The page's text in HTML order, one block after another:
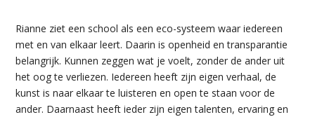
Rianne ziet een school als een eco-systeem waar iedereen
met en van elkaar leert. Daarin is openheid en transparantie
belangrijk. Kunnen zeggen wat je voelt, zonder de ander uit
het oog te verliezen. Iedereen heeft zijn eigen verhaal, de
kunst is naar elkaar te luisteren en open te staan voor de
ander. Daarnaast heeft ieder zijn eigen talenten, ervaring en